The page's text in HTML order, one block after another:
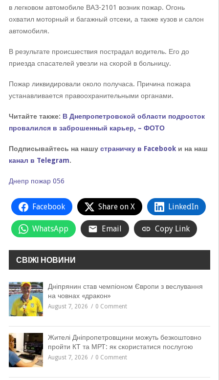
в легковом автомобиле ВАЗ-2101 возник пожар. Огонь
охватил моторный и багажный отсеки, а также кузов и салон
автомобиля.
В результате происшествия пострадал водитель. Его до
приезда спасателей увезли на скорой в больницу.
Пожар ликвидировали около получаса. Причина пожара
устанавливается правоохранительными органами.
Читайте также: В Днепропетровской области подросток
провалился в заброшенный карьер, – ФОТО
Подписывайтесь на нашу страничку в Facebookи на наш
канал в Telegram.
Днепр пожар 056
Facebook Share on X LinkedIn
WhatsApp Email Copy Link
СВІЖІ НОВИНИ
Дніпрянин став чемпіоном Європи з веслування
на човнах «дракон»
August 7, 2026 0 Comment
Жителі Дніпропетровщини можуть безкоштовно
пройти КТ та МРТ: як скористатися послугою
August 7, 2026 0 Comment